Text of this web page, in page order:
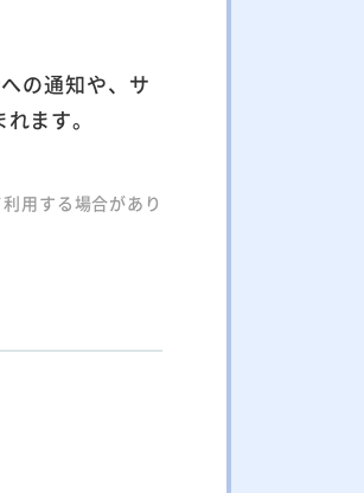
の通知や、サ
ます。
用する場合があり